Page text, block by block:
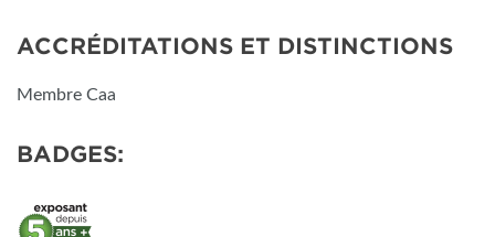
ACCRÉDITATIONS ET DISTINCTIONS
Membre Caa
BADGES: